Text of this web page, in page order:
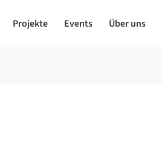
Projekte Events Über uns